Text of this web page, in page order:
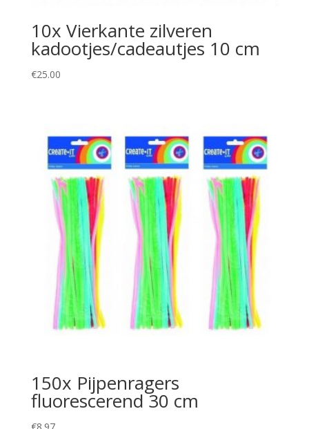
10x Vierkante zilveren
kadootjes/cadeautjes 10 cm
€25.00
150x Pijpenragers
fluorescerend 30 cm